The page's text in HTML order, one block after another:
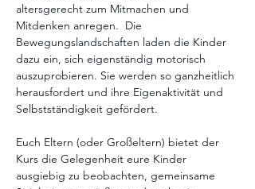
altersgerecht zum Mitmachen und
Mitdenken anregen.  Die
Bewegungslandschaften laden die Kinder
dazu ein, sich eigenständig motorisch
auszuprobieren. Sie werden so ganzheitlich
herausfordert und ihre Eigenaktivität und
Selbstständigkeit gefördert.
Euch Eltern (oder Großeltern) bietet der
Kurs die Gelegenheit eure Kinder
ausgiebig zu beobachten, gemeinsame